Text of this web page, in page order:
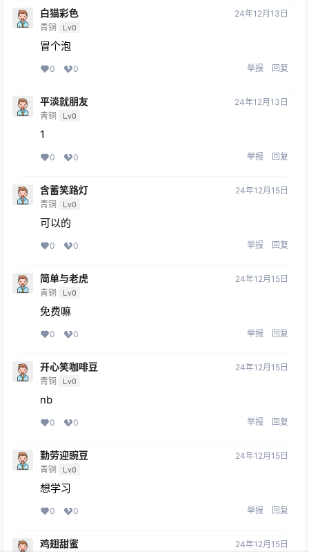
白猫彩色
青铜 Lv0
24年12月13日
冒个泡
0 0 举报 回复
平淡就朋友
青铜 Lv0
24年12月13日
1
0 0 举报 回复
含蓄笑路灯
青铜 Lv0
24年12月15日
可以的
0 0 举报 回复
简单与老虎
青铜 Lv0
24年12月15日
免费嘛
0 0 举报 回复
开心笑咖啡豆
青铜 Lv0
24年12月15日
nb
0 0 举报 回复
勤劳迎豌豆
青铜 Lv0
24年12月15日
想学习
0 0 举报 回复
鸡翅甜蜜 24年12月15日